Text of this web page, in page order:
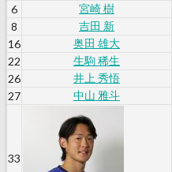
6
宮崎 樹
8
吉田 新
16
奥田 雄大
22
生駒 稀生
26
井上 秀悟
27
中山 雅斗
33